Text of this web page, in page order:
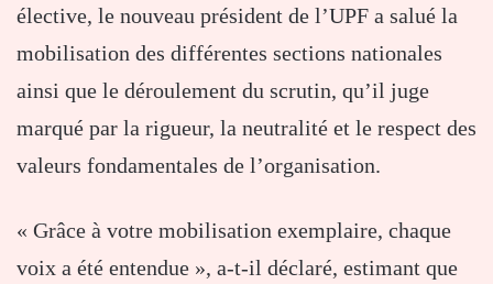
élective, le nouveau président de l’UPF a salué la
mobilisation des différentes sections nationales
ainsi que le déroulement du scrutin, qu’il juge
marqué par la rigueur, la neutralité et le respect des
valeurs fondamentales de l’organisation.
« Grâce à votre mobilisation exemplaire, chaque
voix a été entendue », a-t-il déclaré, estimant que